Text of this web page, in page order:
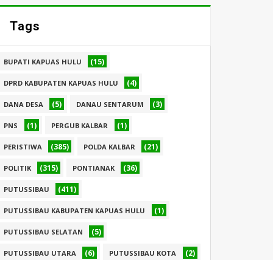
Tags
BUPATI KAPUAS HULU (15)
DPRD KABUPATEN KAPUAS HULU (4)
DANA DESA (5) DANAU SENTARUM (3)
PNS (1) PERGUB KALBAR (1)
PERISTIWA (385) POLDA KALBAR (21)
POLITIK (315) PONTIANAK (36)
PUTUSSIBAU (411)
PUTUSSIBAU KABUPATEN KAPUAS HULU (1)
PUTUSSIBAU SELATAN (5)
PUTUSSIBAU UTARA (6) PUTUSSIBAU KOTA (2)